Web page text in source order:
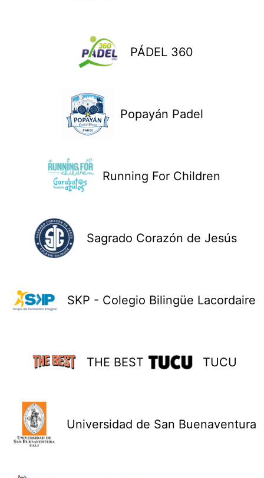
PÁDEL 360
Popayán Padel
Running For Children
Sagrado Corazón de Jesús
SKP - Colegio Bilingüe Lacordaire
THE BEST TUCU
Universidad de San Buenaventura